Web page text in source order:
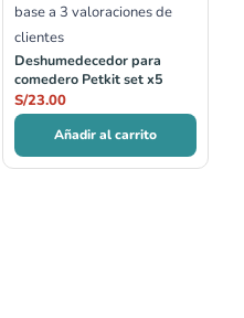
base a 3 valoraciones de
clientes
Deshumedecedor para
comedero Petkit set x5
S/23.00
Añadir al carrito